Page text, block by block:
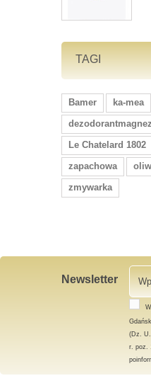
TAGI
Bamer
ka-mea
Le Chatelard 1802
zapachowa
zmywarka
Newsletter
(Dz.
r. poz.